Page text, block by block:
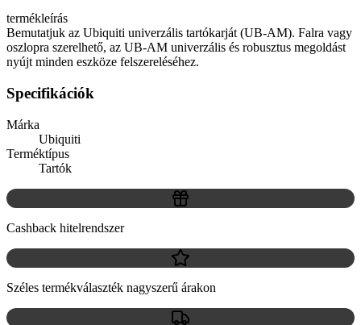
termékleírás
Bemutatjuk az Ubiquiti univerzális tartókarját (UB-AM). Falra vagy
oszlopra szerelhető, az UB-AM univerzális és robusztus megoldást
nyújt minden eszköze felszereléséhez.
Specifikációk
Márka
Ubiquiti
Terméktípus
Tartók
Cashback hitelrendszer
Széles termékválaszték nagyszerű árakon